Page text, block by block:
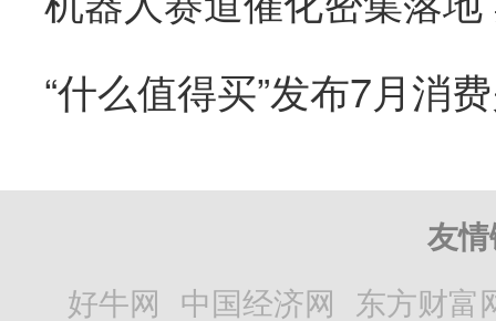
“什么值得买”发布7月消
友
好牛网 中国经济网 东方财富